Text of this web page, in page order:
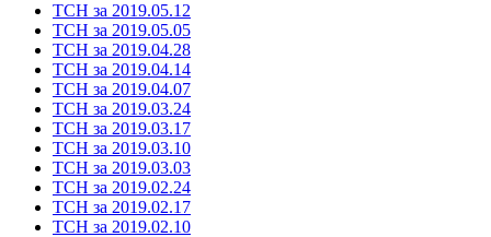
ТСН за 2019.05.12
ТСН за 2019.05.05
ТСН за 2019.04.28
ТСН за 2019.04.14
ТСН за 2019.04.07
ТСН за 2019.03.24
ТСН за 2019.03.17
ТСН за 2019.03.10
ТСН за 2019.03.03
ТСН за 2019.02.24
ТСН за 2019.02.17
ТСН за 2019.02.10